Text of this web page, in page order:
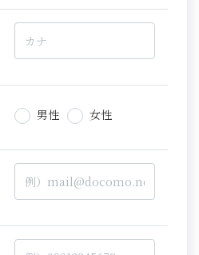
男性 女性